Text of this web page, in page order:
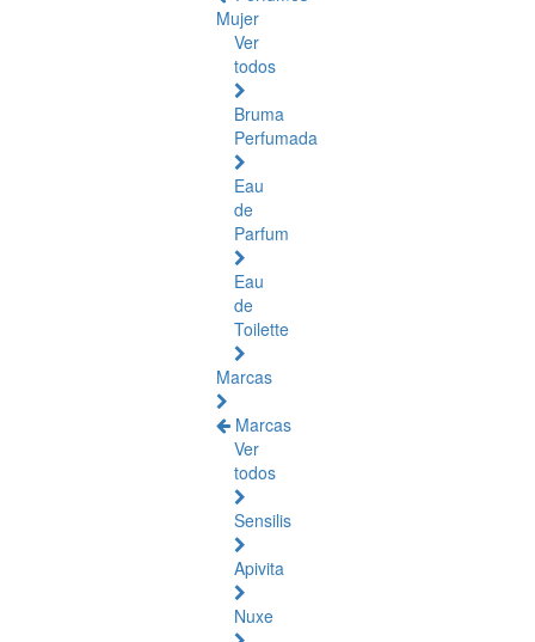
Mujer
Ver
todos
Bruma
Perfumada
Eau
de
Parfum
Eau
de
Toilette
Marcas
Marcas
Ver
todos
Sensilis
Apivita
Nuxe